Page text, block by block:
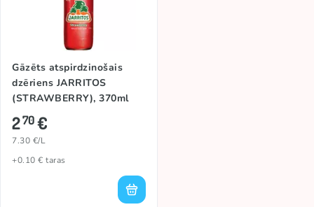
Gāzēts atspirdzinošais
dzēriens JARRITOS
(STRAWBERRY), 370ml
270€
7.30 €/L
+0.10 € taras